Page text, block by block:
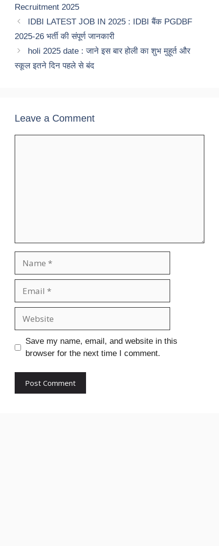
Recruitment 2025
IDBI LATEST JOB IN 2025 : IDBI बैंक PGDBF
2025-26 भर्ती की संपूर्ण जानकारी
holi 2025 date : जाने इस बार होली का शुभ मुहूर्त और
स्कूल इतने दिन पहले से बंद
Leave a Comment
Save my name, email, and website in this
browser for the next time I comment.